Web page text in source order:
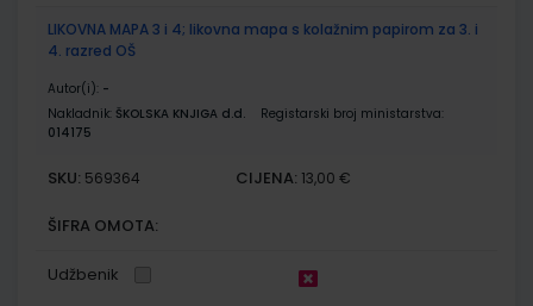
LIKOVNA MAPA 3 i 4; likovna mapa s kolažnim papirom za 3. i
4. razred OŠ
Autor(i): -
Nakladnik: ŠKOLSKA KNJIGA d.d.
Registarski broj ministarstva:
014175
SKU: 569364 CIJENA: 13,00 €
ŠIFRA OMOTA:
Udžbenik